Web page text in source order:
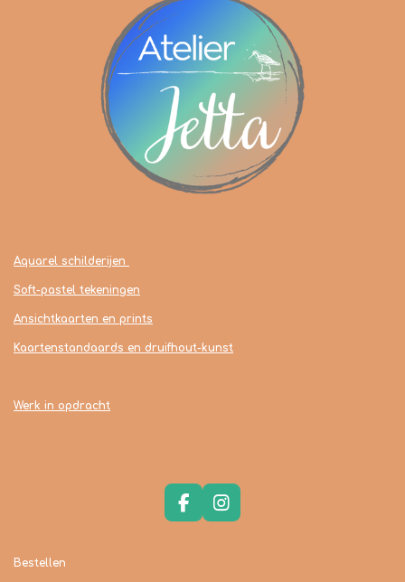
Aquarel schilderijen
Soft-pastel tekeningen
Ansichtkaarten en prints
Kaartenstandaards en druifhout-kunst
Werk in opdracht
F
a
I
n
Bestellen